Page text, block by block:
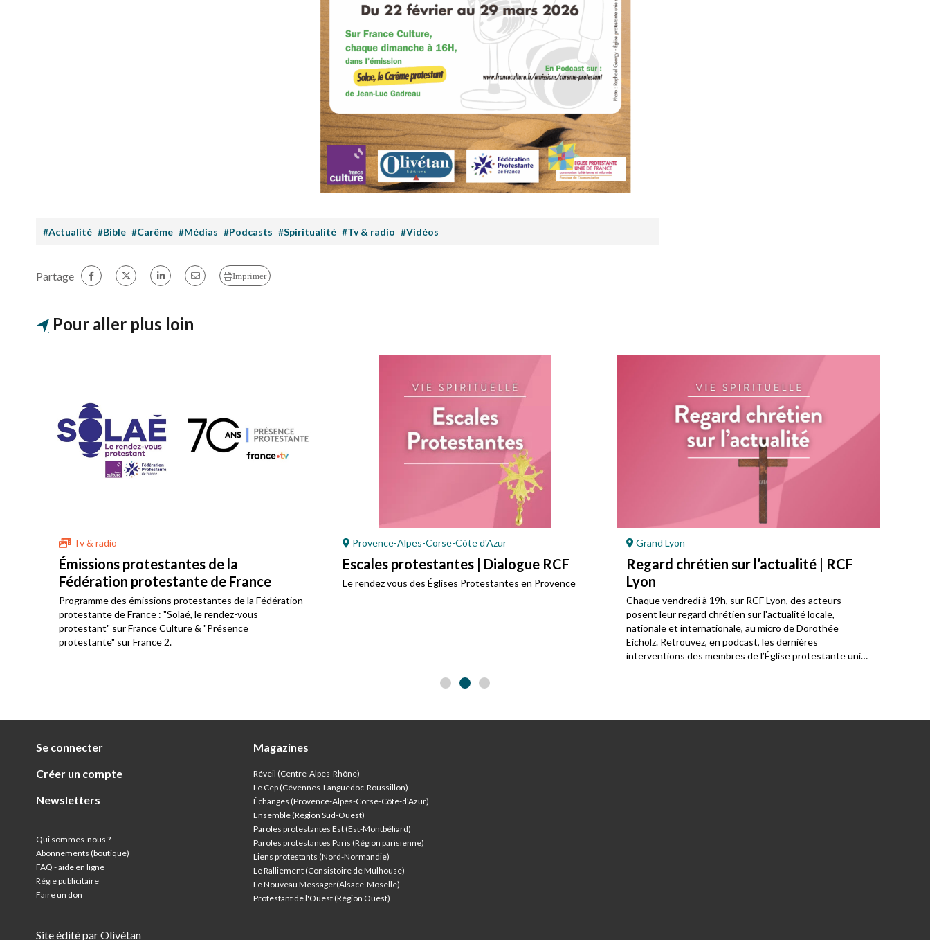
#Actualité #Bible #Carême #Médias #Podcasts #Spiritualité #Tv & radio #Vidéos
Partage Imprimer
Pour aller plus loin
Tv & radio
Émissions protestantes de la
Fédération protestante de France
Programme des émissions protestantes de la Fédération
protestante de France : "Solaé, le rendez-vous
protestant" sur France Culture & "Présence
protestante" sur France 2.
Provence-Alpes-Corse-Côte d'Azur
Escales protestantes | Dialogue RCF
Le rendez vous des Églises Protestantes en Provence
Grand Lyon
Regard chrétien sur l’actualité | RCF
Lyon
Chaque vendredi à 19h, sur RCF Lyon, des acteurs
posent leur regard chrétien sur l'actualité locale,
nationale et internationale, au micro de Dorothée
Eicholz. Retrouvez, en podcast, les dernières
interventions des membres de l’Église protestante unie
Se connecter
Créer un compte
Newsletters
Qui sommes-nous ?
Abonnements (boutique)
FAQ - aide en ligne
Régie publicitaire
Faire un don
Site édité par Olivétan
Magazines
Réveil (Centre-Alpes-Rhône)
Le Cep (Cévennes-Languedoc-Roussillon)
Échanges (Provence-Alpes-Corse-Côte-d’Azur)
Ensemble (Région Sud-Ouest)
Paroles protestantes Est (Est-Montbéliard)
Paroles protestantes Paris (Région parisienne)
Liens protestants (Nord-Normandie)
Le Ralliement (Consistoire de Mulhouse)
Le Nouveau Messager(Alsace-Moselle)
Protestant de l'Ouest (Région Ouest)